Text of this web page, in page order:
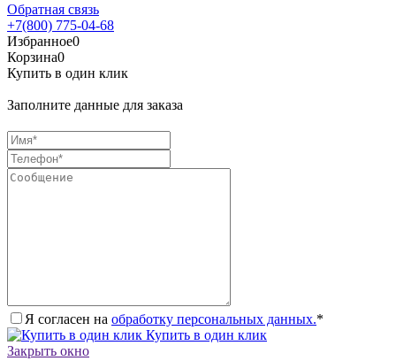
Обратная связь
+7(800) 775-04-68
Избранное0
Корзина0
Купить в один клик
Заполните данные для заказа
Я согласен на обработку персональных данных.*
Купить в один клик
Закрыть окно